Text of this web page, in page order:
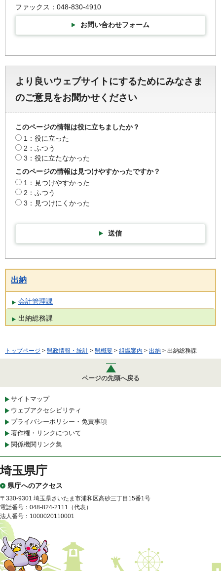
ファックス：048-830-4910
お問い合わせフォーム
より良いウェブサイトにするためにみなさま
のご意見をお聞かせください
このページの情報は役に立ちましたか？
1：役に立った
2：ふつう
3：役に立たなかった
このページの情報は見つけやすかったですか？
1：見つけやすかった
2：ふつう
3：見つけにくかった
送信
出納
会計管理課
出納総務課
トップページ > 県政情報・統計 > 県概要 > 組織案内 > 出納 > 出納総務課
ページの先頭へ戻る
サイトマップ
ウェブアクセシビリティ
プライバシーポリシー・免責事項
著作権・リンクについて
関係機関リンク集
埼玉県庁
県庁へのアクセス
〒330-9301 埼玉県さいたま市浦和区高砂三丁目15番1号
電話番号：048-824-2111（代表）
法人番号：1000020110001